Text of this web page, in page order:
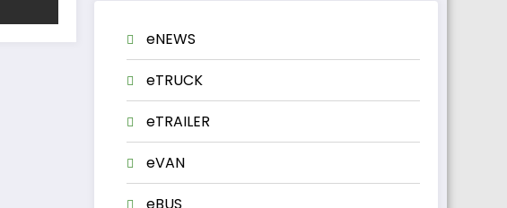
eNEWS
eTRUCK
eTRAILER
eVAN
eBUS